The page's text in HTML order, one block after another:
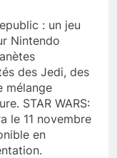
: un jeu
Nintendo
des Jedi, des
mélange
STAR WARS:
le 11 novembre
en